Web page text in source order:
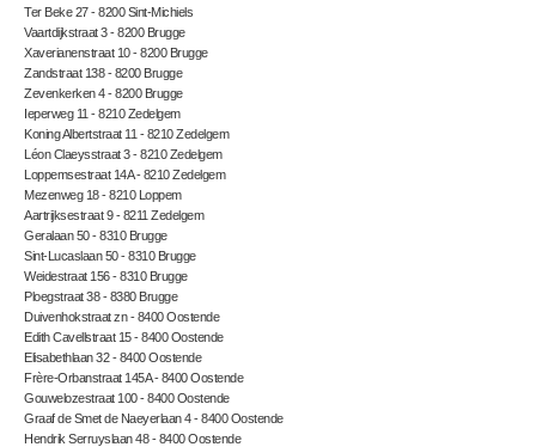
Ter Beke 27 - 8200 Sint-Michiels
Vaartdijkstraat 3 - 8200 Brugge
Xaverianenstraat 10 - 8200 Brugge
Zandstraat 138 - 8200 Brugge
Zevenkerken 4 - 8200 Brugge
Ieperweg 11 - 8210 Zedelgem
Koning Albertstraat 11 - 8210 Zedelgem
Léon Claeysstraat 3 - 8210 Zedelgem
Loppemsestraat 14A - 8210 Zedelgem
Mezenweg 18 - 8210 Loppem
Aartrijksestraat 9 - 8211 Zedelgem
Geralaan 50 - 8310 Brugge
Sint-Lucaslaan 50 - 8310 Brugge
Weidestraat 156 - 8310 Brugge
Ploegstraat 38 - 8380 Brugge
Duivenhokstraat zn - 8400 Oostende
Edith Cavellstraat 15 - 8400 Oostende
Elisabethlaan 32 - 8400 Oostende
Frère-Orbanstraat 145A - 8400 Oostende
Gouwelozestraat 100 - 8400 Oostende
Graaf de Smet de Naeyerlaan 4 - 8400 Oostende
Hendrik Serruyslaan 48 - 8400 Oostende